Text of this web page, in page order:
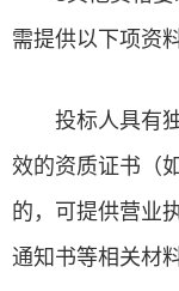
需提供以下项资
投标人具有
效的资质证书（
的，可提供营业
通知书等相关材